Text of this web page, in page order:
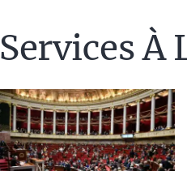
Services À